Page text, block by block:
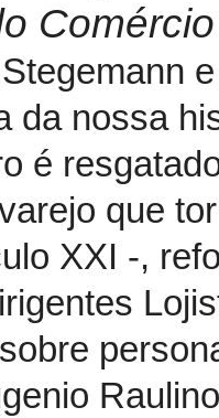
da nossa
é
que
XXI -,